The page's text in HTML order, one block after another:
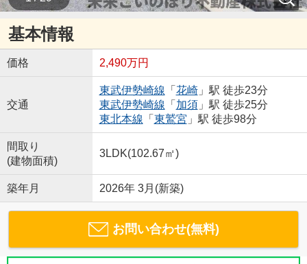
基本情報
価格 2,490万円
交通
東武伊勢崎線 「 花崎」駅 徒歩23分
東武伊勢崎線 「 加須」駅 徒歩25分
東北本線 「 東鷲宮 」駅 徒歩98分
間取り
(建物面積)
3LDK(102.67㎡)
築年月 2026年 3月(新築)
お問い合わせ(無料)